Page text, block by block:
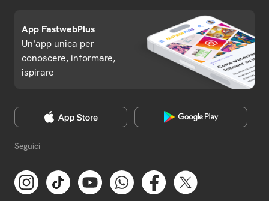
App FastwebPlus
Un'app unica per
conoscere, informare,
ispirare
Seguici